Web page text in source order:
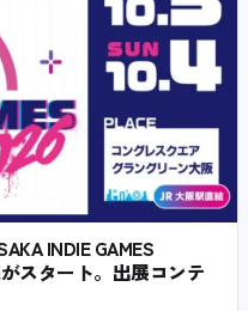
INDIE GAMES
スタート。出展コンテ